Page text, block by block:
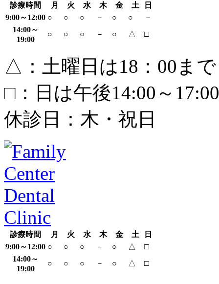
診療時間 月 火 水 木 金 土
日
9:00～12:00 ○ ○ ○ － ○ ○
－
14:00～
19:00
○ ○ ○ － ○ △ □
△：土曜日は18：00まで
□：日は午後14:00 ～ 17:00
休診日：木・祝日
診療時間 月 火 水 木 金 土
日
9:00～12:00 ○ ○ ○ － ○ △
□
14:00～
19:00
○ ○ ○ － ○ △ □